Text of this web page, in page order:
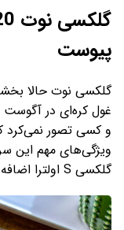
پیوست
گلکسی نوت حالا
غول کره‌ای در آگوست 2020 این سری را با
و کسی تصور نمی‌کرد
ویژگی‌های مهم این
گلکسی S اولترا اضافه شد.